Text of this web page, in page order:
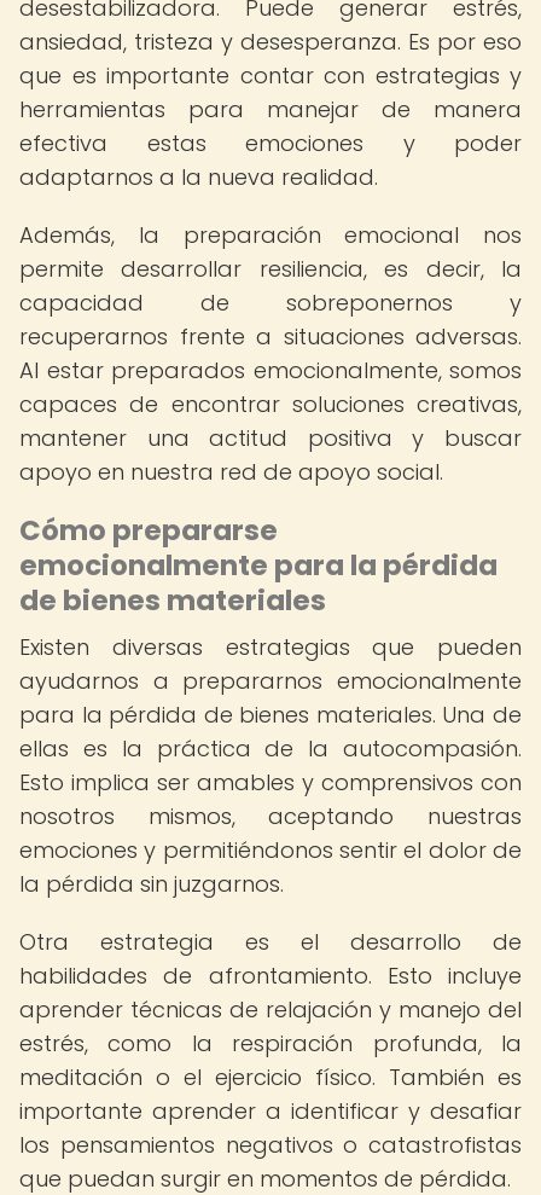
desestabilizadora. Puede generar estrés,
ansiedad, tristeza y desesperanza. Es por eso
que es importante contar con estrategias y
herramientas para manejar de manera
efectiva estas emociones y poder
adaptarnos a la nueva realidad.
Además, la preparación emocional nos
permite desarrollar resiliencia, es decir, la
capacidad de sobreponernos y
recuperarnos frente a situaciones adversas.
Al estar preparados emocionalmente, somos
capaces de encontrar soluciones creativas,
mantener una actitud positiva y buscar
apoyo en nuestra red de apoyo social.
Cómo prepararse
emocionalmente para la pérdida
de bienes materiales
Existen diversas estrategias que pueden
ayudarnos a prepararnos emocionalmente
para la pérdida de bienes materiales. Una de
ellas es la práctica de la autocompasión.
Esto implica ser amables y comprensivos con
nosotros mismos, aceptando nuestras
emociones y permitiéndonos sentir el dolor de
la pérdida sin juzgarnos.
Otra estrategia es el desarrollo de
habilidades de afrontamiento. Esto incluye
aprender técnicas de relajación y manejo del
estrés, como la respiración profunda, la
meditación o el ejercicio físico. También es
importante aprender a identificar y desafiar
los pensamientos negativos o catastrofistas
que puedan surgir en momentos de pérdida.